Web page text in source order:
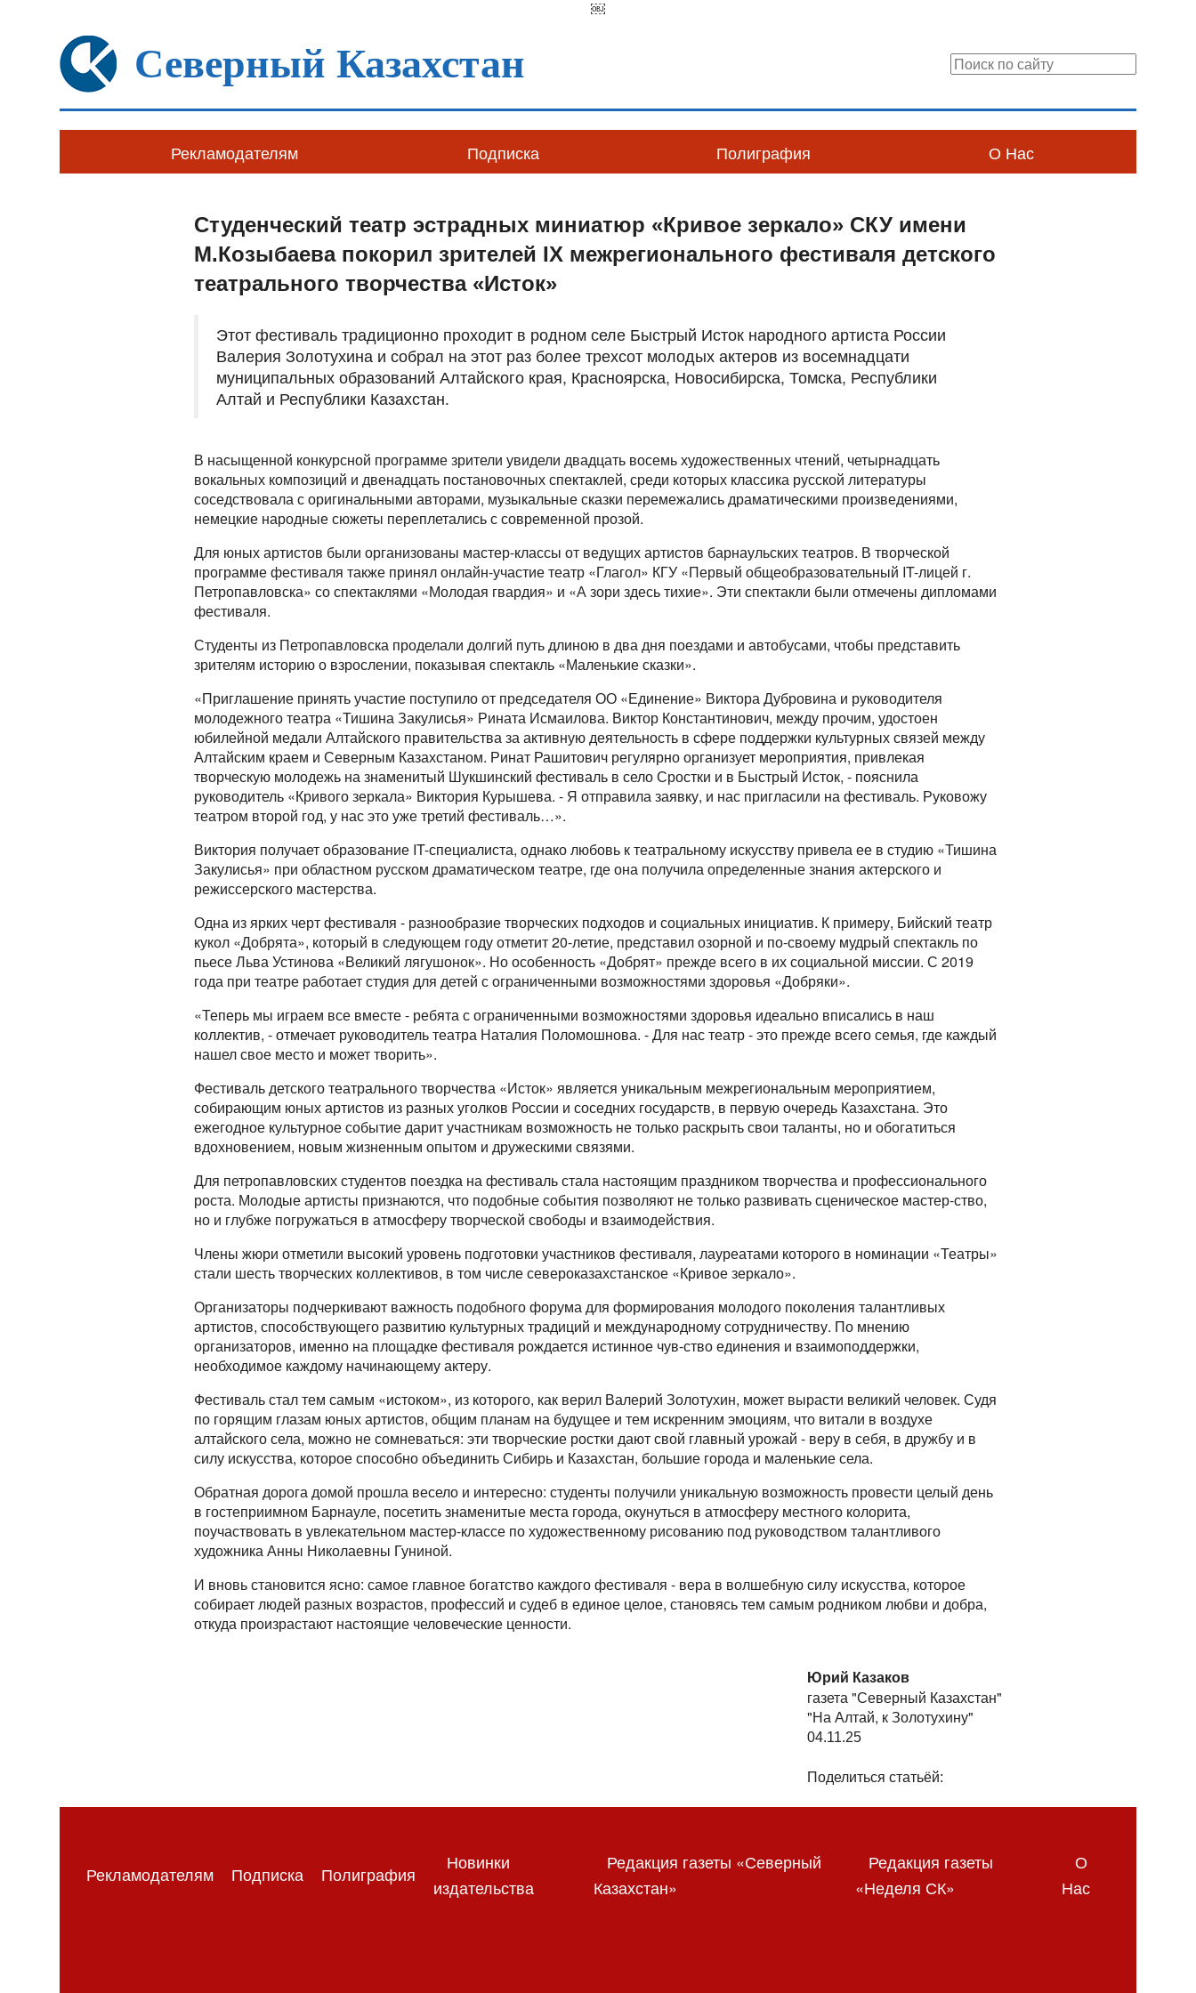
￼
Северный Казахстан
Рекламодателям Подписка Полиграфия О Нас
Студенческий театр эстрадных миниатюр «Кривое зеркало» СКУ имени
М.Козыбаева покорил зрителей IX межрегионального фестиваля детского
театрального творчества «Исток»
Этот фестиваль традиционно проходит в родном селе Быстрый Исток народного артиста России
Валерия Золотухина и собрал на этот раз более трехсот молодых актеров из восемнадцати
муниципальных образований Алтайского края, Красноярска, Новосибирска, Томска, Республики
Алтай и Республики Казахстан.
В насыщенной конкурсной программе зрители увидели двадцать восемь художественных чтений, четырнадцать
вокальных композиций и двенадцать постановочных спектаклей, среди которых классика русской литературы
соседствовала с оригинальными авторами, музыкальные сказки перемежались драматическими произведениями,
немецкие народные сюжеты переплетались с современной прозой.
Для юных артистов были организованы мастер-классы от ведущих артистов барнаульских театров. В творческой
программе фестиваля также принял онлайн-участие театр «Глагол» КГУ «Первый общеобразовательный IT-лицей г.
Петропавловска» со спектаклями «Молодая гвардия» и «А зори здесь тихие». Эти спектакли были отмечены дипломами
фестиваля.
Студенты из Петропавловска проделали долгий путь длиною в два дня поездами и автобусами, чтобы представить
зрителям историю о взрослении, показывая спектакль «Маленькие сказки».
«Приглашение принять участие поступило от председателя ОО «Единение» Виктора Дубровина и руководителя
молодежного театра «Тишина Закулисья» Рината Исмаилова. Виктор Константинович, между прочим, удостоен
юбилейной медали Алтайского правительства за активную деятельность в сфере поддержки культурных связей между
Алтайским краем и Северным Казахстаном. Ринат Рашитович регулярно организует мероприятия, привлекая
творческую молодежь на знаменитый Шукшинский фестиваль в село Сростки и в Быстрый Исток, - пояснила
руководитель «Кривого зеркала» Виктория Курышева. - Я отправила заявку, и нас пригласили на фестиваль. Руковожу
театром второй год, у нас это уже третий фестиваль…».
Виктория получает образование IT-специалиста, однако любовь к театральному искусству привела ее в студию «Тишина
Закулисья» при областном русском драматическом театре, где она получила определенные знания актерского и
режиссерского мастерства.
Одна из ярких черт фестиваля - разнообразие творческих подходов и социальных инициатив. К примеру, Бийский театр
кукол «Добрята», который в следующем году отметит 20-летие, представил озорной и по-своему мудрый спектакль по
пьесе Льва Устинова «Великий лягушонок». Но особенность «Добрят» прежде всего в их социальной миссии. С 2019
года при театре работает студия для детей с ограниченными возможностями здоровья «Добряки».
«Теперь мы играем все вместе - ребята с ограниченными возможностями здоровья идеально вписались в наш
коллектив, - отмечает руководитель театра Наталия Поломошнова. - Для нас театр - это прежде всего семья, где каждый
нашел свое место и может творить».
Фестиваль детского театрального творчества «Исток» является уникальным межрегиональным мероприятием,
собирающим юных артистов из разных уголков России и соседних государств, в первую очередь Казахстана. Это
ежегодное культурное событие дарит участникам возможность не только раскрыть свои таланты, но и обогатиться
вдохновением, новым жизненным опытом и дружескими связями.
Для петропавловских студентов поездка на фестиваль стала настоящим праздником творчества и профессионального
роста. Молодые артисты признаются, что подобные события позволяют не только развивать сценическое мастер-ство,
но и глубже погружаться в атмосферу творческой свободы и взаимодействия.
Члены жюри отметили высокий уровень подготовки участников фестиваля, лауреатами которого в номинации «Театры»
стали шесть творческих коллективов, в том числе североказахстанское «Кривое зеркало».
Организаторы подчеркивают важность подобного форума для формирования молодого поколения талантливых
артистов, способствующего развитию культурных традиций и международному сотрудничеству. По мнению
организаторов, именно на площадке фестиваля рождается истинное чув-ство единения и взаимоподдержки,
необходимое каждому начинающему актеру.
Фестиваль стал тем самым «истоком», из которого, как верил Валерий Золотухин, может вырасти великий человек. Судя
по горящим глазам юных артистов, общим планам на будущее и тем искренним эмоциям, что витали в воздухе
алтайского села, можно не сомневаться: эти творческие ростки дают свой главный урожай - веру в себя, в дружбу и в
силу искусства, которое способно объединить Сибирь и Казахстан, большие города и маленькие села.
Обратная дорога домой прошла весело и интересно: студенты получили уникальную возможность провести целый день
в гостеприимном Барнауле, посетить знаменитые места города, окунуться в атмосферу местного колорита,
поучаствовать в увлекательном мастер-классе по художественному рисованию под руководством талантливого
художника Анны Николаевны Гуниной.
И вновь становится ясно: самое главное богатство каждого фестиваля - вера в волшебную силу искусства, которое
собирает людей разных возрастов, профессий и судеб в единое целое, становясь тем самым родником любви и добра,
откуда произрастают настоящие человеческие ценности.
Юрий Казаков
газета "Северный Казахстан"
"На Алтай, к Золотухину"
04.11.25
Поделиться статьёй:
Рекламодателям Подписка Полиграфия
Новинки
издательства
Редакция газеты «Северный
Казахстан»
Редакция газеты
«Неделя СК»
О
Нас